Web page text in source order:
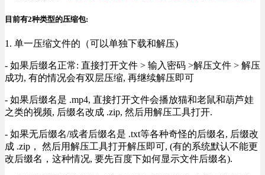
目前有2种类型的压缩包:
1. 单一压缩文件的（可以单独下载和解压)
- 如果后缀名正常: 直接打开文件 > 输入密码 >解压文件 > 解压
成功, 有的情况会有双层压缩, 再继续解压即可
- 如果后缀名是 .mp4, 直接打开文件会播放猫和老鼠和葫芦娃
之类的视频, 后缀名改成 .zip, 然后用解压工具打开.
- 如果无后缀名/或者后缀名是 .txt等各种奇怪的后缀名, 后缀改
成 .zip， 然后用解压工具打开解压即可, (有的系统默认不能更
改后缀名，这种情况, 要先百度下如何显示文件后缀名).